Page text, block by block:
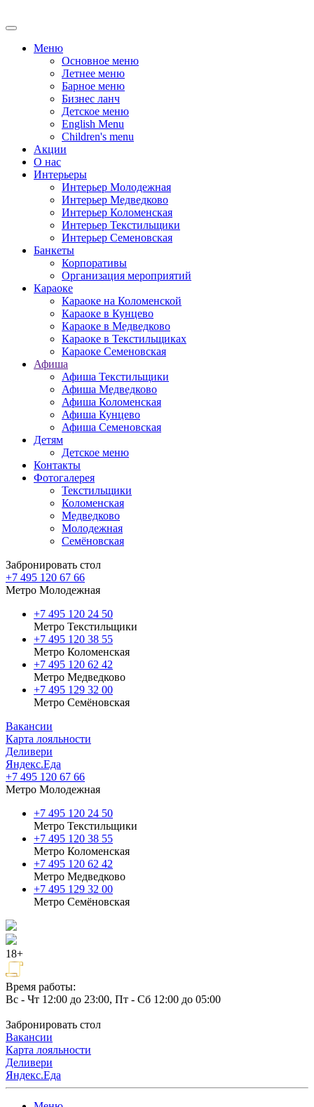
Меню
Основное меню
Летнее меню
Барное меню
Бизнес ланч
Детское меню
English Menu
Children's menu
Акции
О нас
Интерьеры
Интерьер Молодежная
Интерьер Медведково
Интерьер Коломенская
Интерьер Текстильщики
Интерьер Семеновская
Банкеты
Корпоративы
Oрганизация мероприятий
Караоке
Караоке на Коломенской
Караоке в Кунцево
Караоке в Медведково
Караоке в Текстильщиках
Караоке Семеновская
Афиша
Афиша Текстильщики
Афиша Медведково
Афиша Коломенская
Афиша Кунцево
Афиша Семеновская
Детям
Детское меню
Контакты
Фотогалерея
Текстильщики
Коломенская
Медведково
Молодежная
Семёновская
Забронировать стол
+7 495 120 67 66
Метро Молодежная
+7 495 120 24 50
Метро Текстильщики
+7 495 120 38 55
Метро Коломенская
‎+7 495 120 62 42
Метро Медведково
+7 495 129 32 00
Метро Семёновская
Вакансии
Карта лояльности
Деливери
Яндекс.Еда
+7 495 120 67 66
Метро Молодежная
+7 495 120 24 50
Метро Текстильщики
+7 495 120 38 55
Метро Коломенская
‎+7 495 120 62 42
Метро Медведково
+7 495 129 32 00
Метро Семёновская
18+
Время работы:
Вс - Чт 12:00 до 23:00, Пт - Сб 12:00 до 05:00
Забронировать стол
Вакансии
Карта лояльности
Деливери
Яндекс.Еда